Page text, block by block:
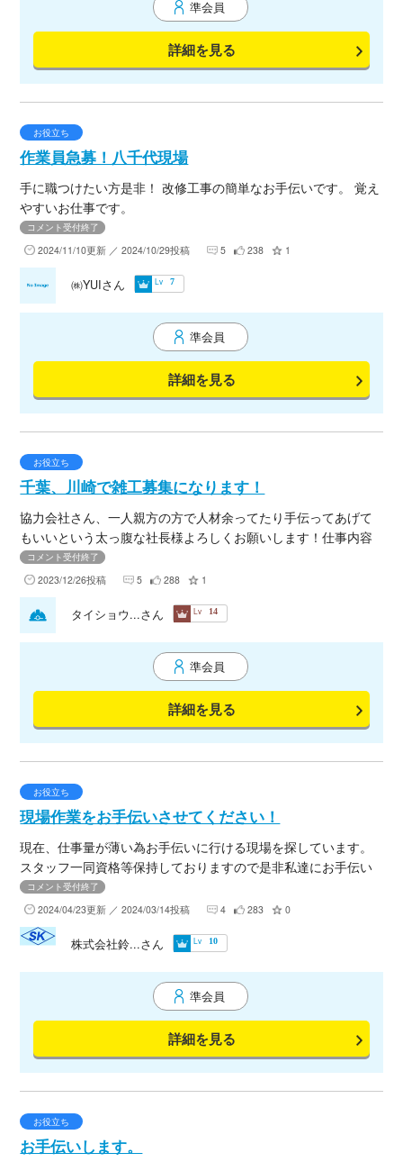
準会員
詳細を見る
お役立ち
作業員急募！八千代現場
手に職つけたい方是非！ 改修工事の簡単なお手伝いです。 覚え
やすいお仕事です。
コメント受付終了
2024/11/10更新 ／ 2024/10/29投稿 5 238 1
準会員
詳細を見る
㈱YUIさん Lv 7
お役立ち
千葉、川崎で雑工募集になります！
協力会社さん、一人親方の方で人材余ってたり手伝ってあげて
もいいという太っ腹な社長様よろしくお願いします！仕事内容
は千葉か川崎のプラントでボルト磨き、材料運び、清掃、各種
手伝い等の作業になります！長期で来れる方歓迎です！単価は
インボイス有(税別)インボイス無(税込)¥20,000でお願いしま
す！県外から来てもらえる方アパートの用意します！気軽に声
かけてくださいね！よろしくお願いします！
コメント受付終了
2023/12/26投稿 5 288 1
準会員
詳細を見る
タイショウ...さん Lv 14
お役立ち
現場作業をお手伝いさせてください！
現在、仕事量が薄い為お手伝いに行ける現場を探しています。
スタッフ一同資格等保持しておりますので是非私達にお手伝い
をさせてください。
コメント受付終了
2024/04/23更新 ／ 2024/03/14投稿 4 283 0
準会員
詳細を見る
株式会社鈴...さん Lv 10
お役立ち
お手伝いします。